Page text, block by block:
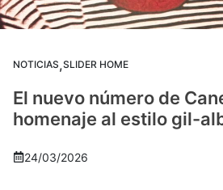
NOTICIAS,SLIDER HOME
El nuevo número de
homenaje al estilo gil-
24/03/2026